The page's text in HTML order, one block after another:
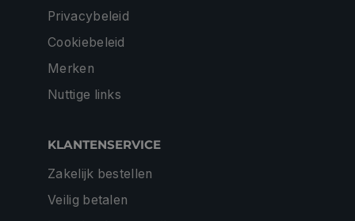
Privacybeleid
Cookiebeleid
Merken
Nuttige links
KLANTENSERVICE
Zakelijk bestellen
Veilig betalen